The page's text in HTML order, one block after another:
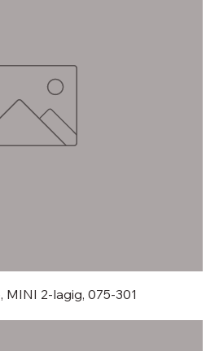
2-lagig, 075-301